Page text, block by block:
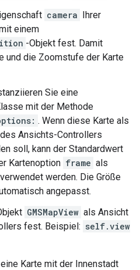
camera Ihrer
einem
-Objekt fest. Damit
und die Zoomstufe der Karte
Sie eine
mit der Methode
. Wenn diese Karte als
Ansichts-Controllers
soll, kann der Standardwert
Kartenoption frame als
verwendet werden. Die Größe
angepasst.
GMSMapView als Ansicht
fest. Beispiel: self.view
Karte mit der Innenstadt